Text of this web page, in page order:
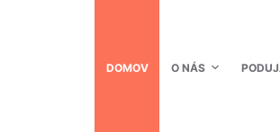
DOMOV O NÁS